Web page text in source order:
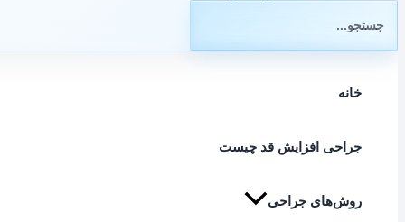
خانه
جراحی افزایش قد چیست
روش‌های جراحی